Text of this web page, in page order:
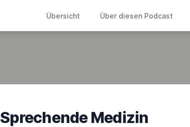
Übersicht Über diesen Podcast
Sprechende Medizin